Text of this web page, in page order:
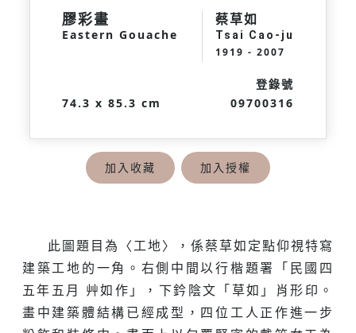
膠彩畫
Eastern Gouache
蔡草如
Tsai Cao-ju
1919 - 2007
74.3 x 85.3 cm
登錄號
09700316
加入收藏 加入授權
此圖題目為〈工地〉，係蔡草如定點仰視特寫
建築工地的一角。右側中間以行楷題署「民國四
五年五月 艸如作」，下鈐陰文「草如」肖形印。
畫中建築體結構已經成型，四位工人正作進一步